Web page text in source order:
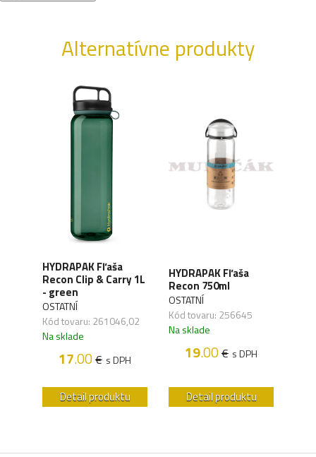
Alternatívne produkty
HYDRAPAK Fľaša
Recon Clip & Carry 1L
- green
OSTATNÍ
Kód tovaru: 261046,02
Na sklade
17.00€ s DPH
Detail produktu
HYDRAPAK Fľaša
Recon 750ml
OSTATNÍ
Kód tovaru: 256645
Na sklade
19.00€ s DPH
Detail produktu